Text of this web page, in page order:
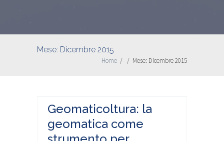
Mese: Dicembre 2015
Home / / Mese: Dicembre 2015
Geomaticoltura: la
geomatica come